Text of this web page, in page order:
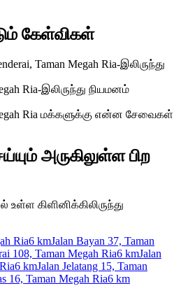
கேள்விகள்
Taman Megah Ria-இலிருந்து
Ria-இலிருந்து நியமனம்
Ria மக்களுக்கு என்ன சேவைகள்
அருகிலுள்ள பிற
உள்ள கிளினிக்கிலிருந்து
Ria6 kmJalan Bayan 37, Taman
108, Taman Megah Ria6 kmJalan
6 kmJalan Jelatang 15, Taman
16, Taman Megah Ria6 km